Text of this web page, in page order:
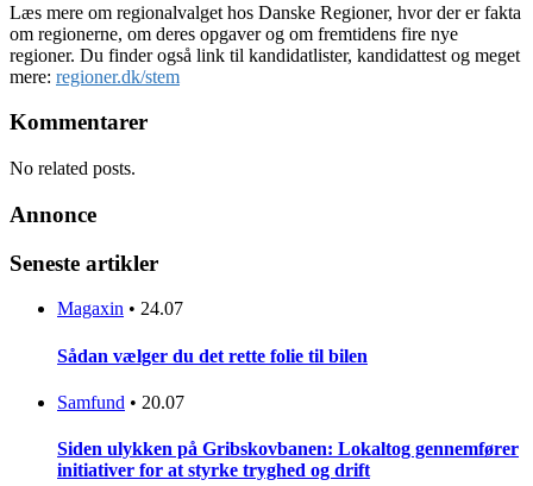
Læs mere om regionalvalget hos Danske Regioner, hvor der er fakta
om regionerne, om deres opgaver og om fremtidens fire nye
regioner. Du finder også link til kandidatlister, kandidattest og meget
mere: regioner.dk/stem
Kommentarer
No related posts.
Annonce
Seneste artikler
Magaxin • 24.07
Sådan vælger du det rette folie til bilen
Samfund • 20.07
Siden ulykken på Gribskovbanen: Lokaltog gennemfører
initiativer for at styrke tryghed og drift